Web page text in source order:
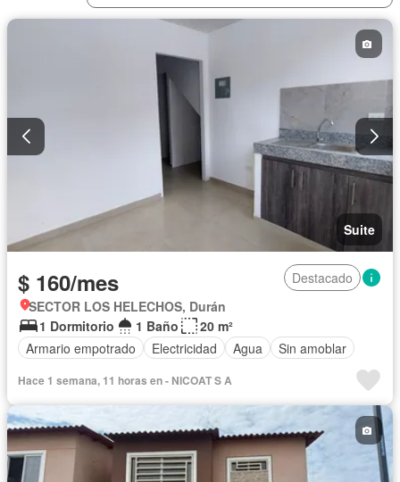
Suite
$ 160/mes
Destacado
SECTOR LOS HELECHOS, Durán
1 Dormitorio
1 Baño
20 m²
Armario empotrado
Electricidad Agua Sin amoblar
Hace 1 semana, 11 horas en - NICOAT S A